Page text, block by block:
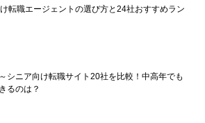
転職エージェントの選び方と24社おすすめラン
シニア向け転職サイト20社を比較！中高年でも
るのは？